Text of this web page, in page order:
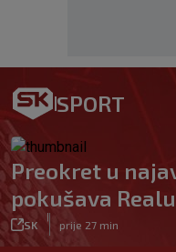
SPORT
Preokret u
pokušava
SK prije 27 min